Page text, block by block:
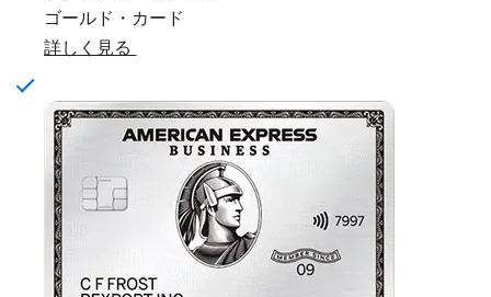
ゴールド・カード
詳しく見る